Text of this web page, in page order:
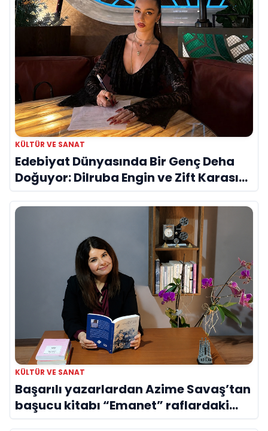
KÜLTÜR VE SANAT
Edebiyat Dünyasında Bir Genç Deha
Doğuyor: Dilruba Engin ve Zift Karası
Evreni ‘AVENOİR’
KÜLTÜR VE SANAT
Başarılı yazarlardan Azime Savaş’tan
başucu kitabı “Emanet” raflardaki
yerini aldı